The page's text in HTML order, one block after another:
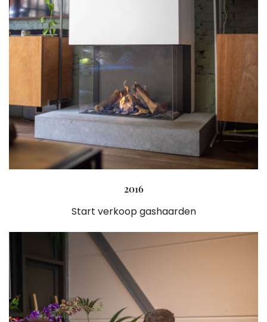
2016
Start verkoop gashaarden